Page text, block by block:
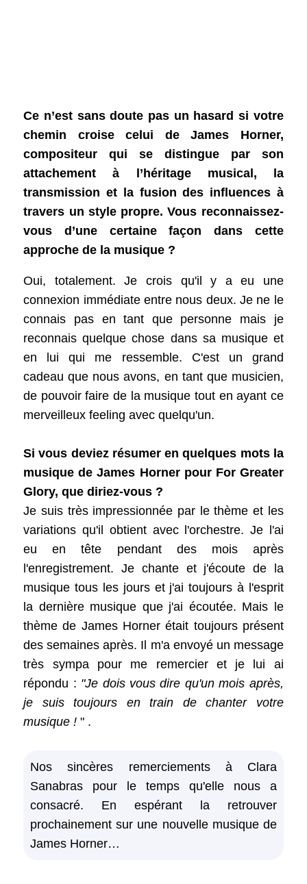
Ce n’est sans doute pas un hasard si votre
chemin croise celui de James Horner,
compositeur qui se distingue par son
attachement à l’héritage musical, la
transmission et la fusion des influences à
travers un style propre. Vous reconnaissez-
vous d’une certaine façon dans cette
approche de la musique ?
Oui, totalement. Je crois qu'il y a eu une
connexion immédiate entre nous deux. Je ne le
connais pas en tant que personne mais je
reconnais quelque chose dans sa musique et
en lui qui me ressemble. C'est un grand
cadeau que nous avons, en tant que musicien,
de pouvoir faire de la musique tout en ayant ce
merveilleux feeling avec quelqu'un.
Si vous deviez résumer en quelques mots la
musique de James Horner pour For Greater
Glory, que diriez-vous ?
Je suis très impressionnée par le thème et les
variations qu'il obtient avec l'orchestre. Je l'ai
eu en tête pendant des mois après
l'enregistrement. Je chante et j'écoute de la
musique tous les jours et j'ai toujours à l'esprit
la dernière musique que j'ai écoutée. Mais le
thème de James Horner était toujours présent
des semaines après. Il m'a envoyé un message
très sympa pour me remercier et je lui ai
répondu : "Je dois vous dire qu'un mois après,
je suis toujours en train de chanter votre
musique ! " .
Nos sincères remerciements à Clara
Sanabras pour le temps qu'elle nous a
consacré. En espérant la retrouver
prochainement sur une nouvelle musique de
James Horner…